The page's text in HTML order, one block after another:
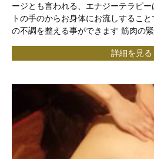
ージとも言われる、エナジーテラピ
トの手のからお身体にお流しするこ
の不調を整える事ができます 筋肉の
詳細を見る